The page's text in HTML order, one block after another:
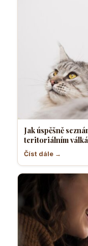
Jak úspěšně
teritoriálním
Číst dále →